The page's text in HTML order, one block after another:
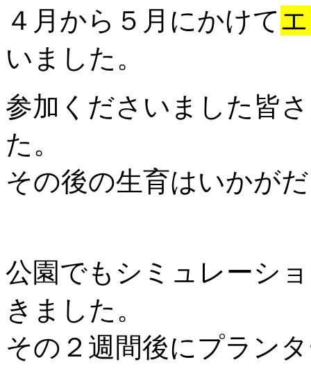
４月から５月にかけて
いました。
参加くださいました皆
た。
その後の生育はいかが
公園でもシミュレーシ
きました。
その２週間後にプラン